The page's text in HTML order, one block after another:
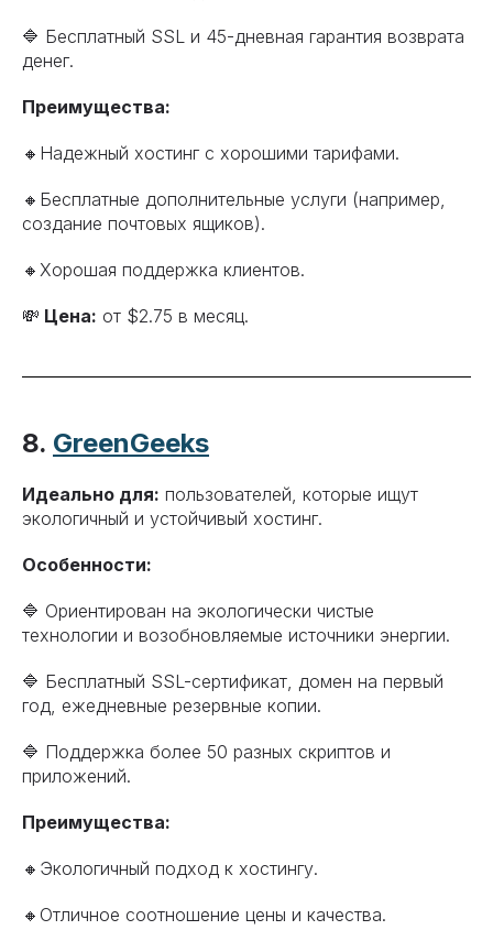
🔷 Бесплатный SSL и 45-дневная гарантия возврата
денег.
Преимущества:
🔸Надежный хостинг с хорошими тарифами.
🔸Бесплатные дополнительные услуги (например,
создание почтовых ящиков).
🔸Хорошая поддержка клиентов.
💸 Цена: от $2.75 в месяц.
8. GreenGeeks
Идеально для: пользователей, которые ищут
экологичный и устойчивый хостинг.
Особенности:
🔷 Ориентирован на экологически чистые
технологии и возобновляемые источники энергии.
🔷 Бесплатный SSL-сертификат, домен на первый
год, ежедневные резервные копии.
🔷 Поддержка более 50 разных скриптов и
приложений.
Преимущества:
🔸Экологичный подход к хостингу.
🔸Отличное соотношение цены и качества.